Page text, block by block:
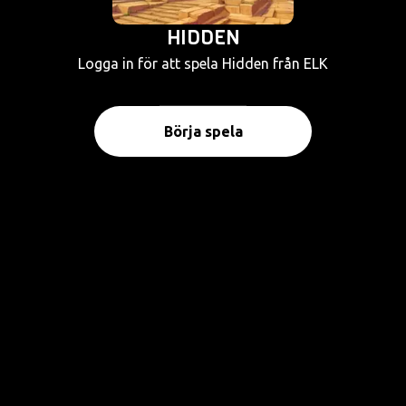
HIDDEN
Logga in för att spela Hidden från ELK
Börja spela